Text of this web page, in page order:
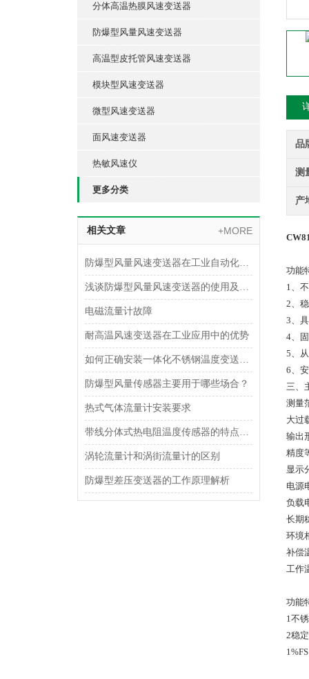
分体高温热膜风速变送器
防爆型风量风速变送器
高温型皮托管风速变送器
模块型风速变送器
微型风速变送器
面风速变送器
热敏风速仪
更多分类
相关文章 +MORE
防爆型风量风速变送器在工业自动化中的应用领域
浅谈防爆型风量风速变送器的使用及安装注意事项
电磁流量计故障
耐高温风速变送器在工业应用中的优势
如何正确安装一体化不锈钢温度变送器？
防爆型风量传感器主要用于哪些场合？
热式气体流量计安装要求
带线分体式热电阻温度传感器的特点及应用
涡轮流量计和涡街流量计的区别
防爆型差压变送器的工作原理解析
品
测
产
功能
1、
2、
3、
4、
5、
6、
三、
测量
大过
输出
精度
显示
电源
负载
长期
环境
补偿
工作
功能
1不
2稳